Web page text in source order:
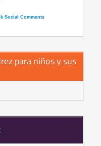
Social Comments
para niños y sus